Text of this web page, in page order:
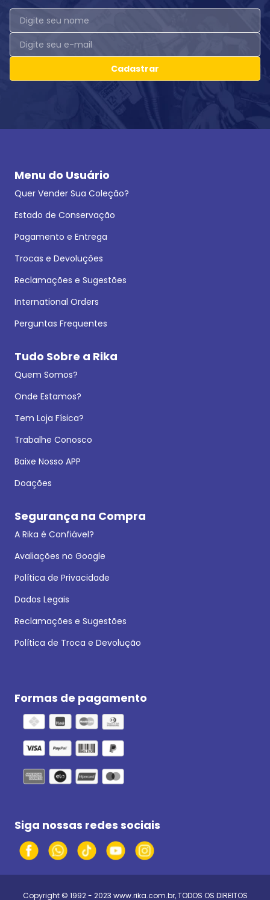
Cadastrar
Menu do Usuário
Quer Vender Sua Coleção?
Estado de Conservação
Pagamento e Entrega
Trocas e Devoluções
Reclamações e Sugestões
International Orders
Perguntas Frequentes
Tudo Sobre a Rika
Quem Somos?
Onde Estamos?
Tem Loja Física?
Trabalhe Conosco
Baixe Nosso APP
Doações
Segurança na Compra
A Rika é Confiável?
Avaliações no Google
Política de Privacidade
Dados Legais
Reclamações e Sugestões
Política de Troca e Devolução
Formas de pagamento
Siga nossas redes sociais
Copyright © 1992 - 2023 www.rika.com.br, TODOS OS DIREITOS